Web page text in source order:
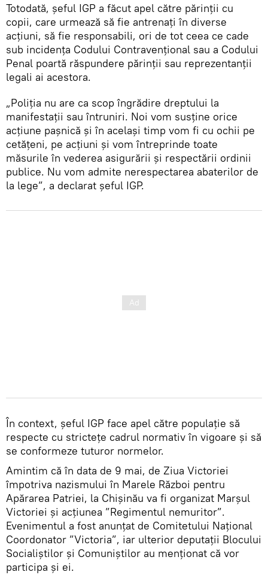
Totodată, șeful IGP a făcut apel către părinții cu
copii, care urmează să fie antrenați în diverse
acțiuni, să fie responsabili, ori de tot ceea ce cade
sub incidența Codului Contravențional sau a Codului
Penal poartă răspundere părinții sau reprezentanții
legali ai acestora.
„Poliția nu are ca scop îngrădire dreptului la
manifestații sau întruniri. Noi vom susține orice
acțiune pașnică și în același timp vom fi cu ochii pe
cetățeni, pe acțiuni și vom întreprinde toate
măsurile în vederea asigurării și respectării ordinii
publice. Nu vom admite nerespectarea abaterilor de
la lege”, a declarat șeful IGP.
În context, șeful IGP face apel către populație să
respecte cu strictețe cadrul normativ în vigoare și să
se conformeze tuturor normelor.
Amintim că în data de 9 mai, de Ziua Victoriei
împotriva nazismului în Marele Război pentru
Apărarea Patriei, la Chișinău va fi organizat Marșul
Victoriei și acțiunea ”Regimentul nemuritor”.
Evenimentul a fost anunțat de Comitetului Național
Coordonator ”Victoria”, iar ulterior deputații Blocului
Socialiștilor și Comuniștilor au menționat că vor
participa și ei.